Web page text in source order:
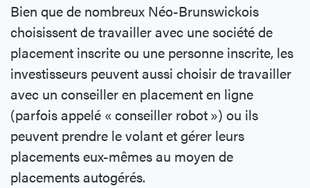
Bien que de nombreux Néo-Brunswickois
choisissent de travailler avec une société de
placement inscrite ou une personne inscrite, les
investisseurs peuvent aussi choisir de travailler
avec un conseiller en placement en ligne
(parfois appelé « conseiller robot ») ou ils
peuvent prendre le volant et gérer leurs
placements eux-mêmes au moyen de
placements autogérés.